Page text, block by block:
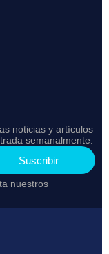
noticias y artículos
semanalmente.
Suscribir
nuestros